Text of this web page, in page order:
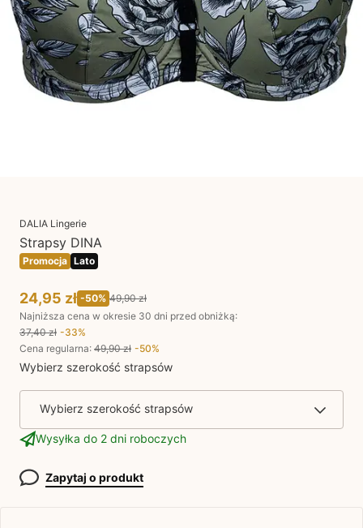
DALIA Lingerie
Strapsy DINA
Promocja Lato
24,95 zł -50% 49,90 zł
Najniższa cena w okresie 30 dni przed obniżką:
37,40 zł -33%
Cena regularna: 49,90 zł -50%
Wybierz szerokość strapsów
Wybierz szerokość strapsów
Wysyłka do 2 dni roboczych
Zapytaj o produkt